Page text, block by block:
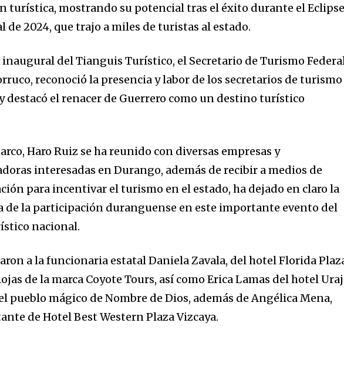
turística, mostrando su potencial tras el éxito durante el Eclipse
de 2024, que trajo a miles de turistas al estado.
inaugural del Tianguis Turístico, el Secretario de Turismo
reconoció la presencia y labor de los secretarios de turismo
destacó el renacer de Guerrero como un destino turístico
Haro Ruiz se ha reunido con diversas empresas y
interesadas en Durango, además de recibir a medios de
para incentivar el turismo en el estado, ha dejado en claro la
de la participación duranguense en este importante evento del
nacional.
a la funcionaria estatal Daniela Zavala, del hotel Florida
de la marca Coyote Tours, así como Erica Lamas del hotel
pueblo mágico de Nombre de Dios, además de Angélica Mena,
de Hotel Best Western Plaza Vizcaya.